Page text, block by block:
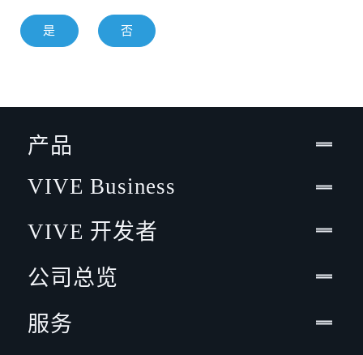
是 否
产品
VIVE Business
VIVE 开发者
公司总览
服务